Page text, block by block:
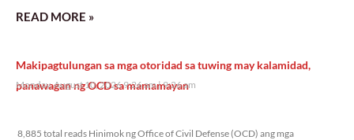
READ MORE »
Makipagtulungan sa mga otoridad sa tuwing may kalamidad,
panawagan ng OCD sa mamamayan
Monday, August 10, 2026 9:26 am 9:26 am
8,885 total reads Hinimok ng Office of Civil Defense (OCD) ang mga